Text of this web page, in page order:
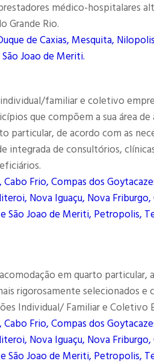
médico-hospitalares
Grande Rio.
de Caxias, Mesquita,
Joao de Meriti.
familiar e coletivo
que compõem a sua área de
particular, de acordo com as
integrada de consultórios,
Frio, Compas dos
Nova Iguaçu, Nova Friburgo,
São Joao de Meriti, Petropolis,
em quarto particular,
rigorosamente selecionados e
Individual/ Familiar e Coletivo
Frio, Compas dos
Nova Iguaçu, Nova Friburgo,
São Joao de Meriti, Petropolis,